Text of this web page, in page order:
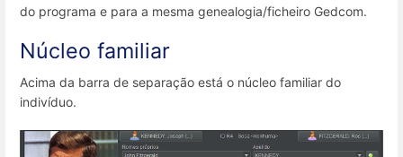
do programa e para a mesma genealogia/ficheiro Gedcom.
Núcleo familiar
Acima da barra de separação está o núcleo familiar do
indivíduo.